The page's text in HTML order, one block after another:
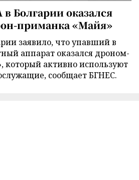
Болгарии оказался
приманка «Майя»
заявило, что упавший в
аппарат оказался дроном-
активно используют
сообщает БГНЕС.